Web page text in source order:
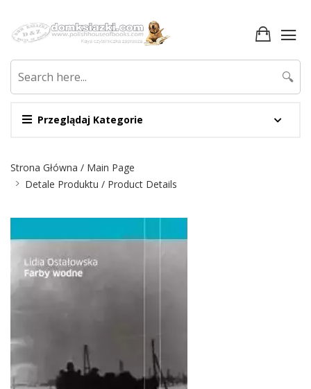
Przeglądaj Kategorie
🔍
Strona Główna / Main Page
Detale Produktu / Product Details